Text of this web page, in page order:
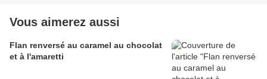
Vous aimerez aussi
Flan renversé au caramel au chocolat
et à l'amaretti